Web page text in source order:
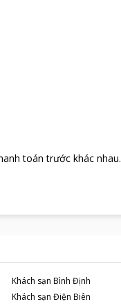
toán trước khác nhau.
Khách sạn Bình Định
Khách sạn Điện Biên